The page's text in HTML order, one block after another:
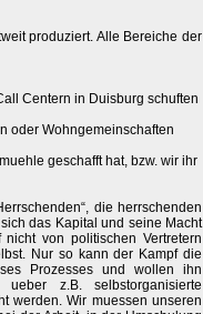
produziert. Alle Bereiche der
Centern in Duisburg schuften
oder Wohngemeinschaften
geschafft hat, bzw. wir ihr
die herrschenden
das Kapital und seine Macht
von politischen Vertretern
Nur so kann der Kampf die
Prozesses und wollen ihn
z.B. selbstorganisierte
werden. Wir muessen unseren